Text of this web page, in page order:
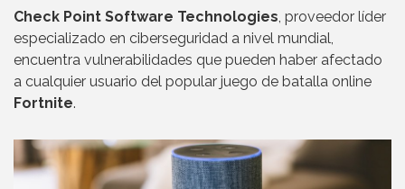
Check Point Software Technologies, proveedor líder
especializado en ciberseguridad a nivel mundial,
encuentra vulnerabilidades que pueden haber afectado
a cualquier usuario del popular juego de batalla online
Fortnite.